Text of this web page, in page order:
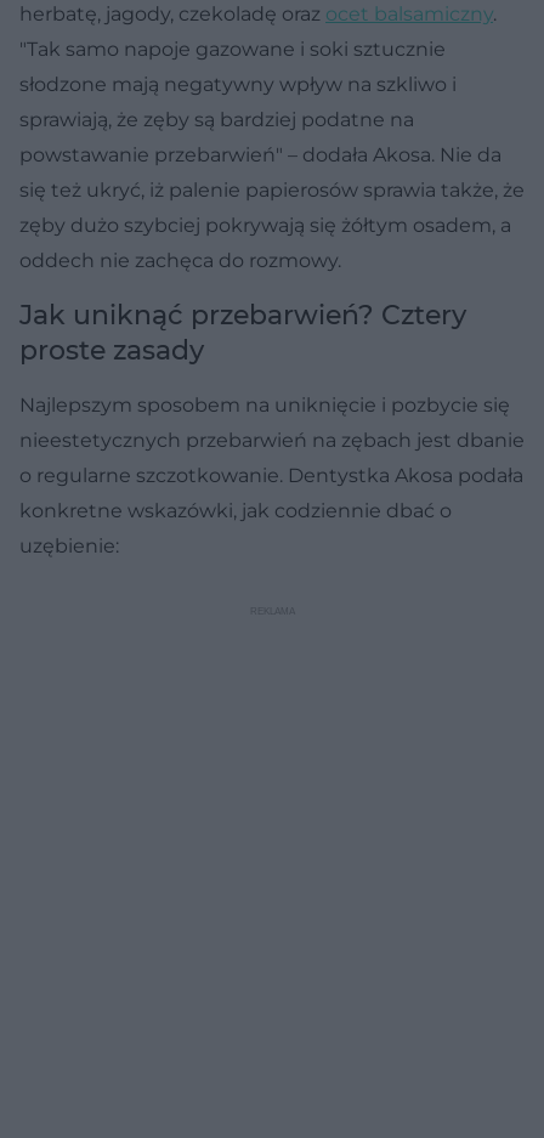
herbatę, jagody, czekoladę oraz ocet balsamiczny.
"Tak samo napoje gazowane i soki sztucznie
słodzone mają negatywny wpływ na szkliwo i
sprawiają, że zęby są bardziej podatne na
powstawanie przebarwień" – dodała Akosa. Nie da
się też ukryć, iż palenie papierosów sprawia także, że
zęby dużo szybciej pokrywają się żółtym osadem, a
oddech nie zachęca do rozmowy.
Jak uniknąć przebarwień? Cztery
proste zasady
Najlepszym sposobem na uniknięcie i pozbycie się
nieestetycznych przebarwień na zębach jest dbanie
o regularne szczotkowanie. Dentystka Akosa podała
konkretne wskazówki, jak codziennie dbać o
uzębienie: